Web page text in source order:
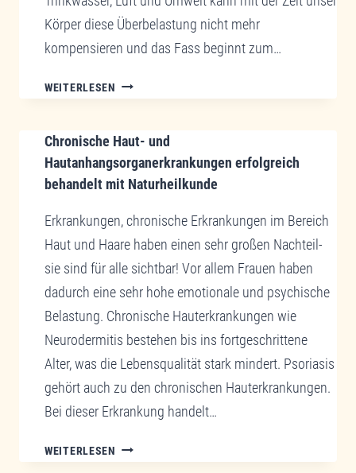
Körper diese Überbelastung nicht mehr
kompensieren und das Fass beginnt zum…
WEITERLESEN CHRONISCHE
SCHILDDRÜSENDYSFUNKTION
FÜR
STOFFWECHSELUNGLEICHGEWICHT.
REGULATIVE
MEDIZIN,
MITOCHONDRIEN
CHELAT-
THERAPIE
UND
ME2.VIE
THERAPIE
BRINGEN
IHRE
INS
LOT.
Chronische Haut- und
Hautanhangsorganerkrankungen erfolgreich
behandelt mit Naturheilkunde
Erkrankungen, chronische Erkrankungen im Bereich
Haut und Haare haben einen sehr großen Nachteil-
sie sind für alle sichtbar! Vor allem Frauen haben
dadurch eine sehr hohe emotionale und psychische
Belastung. Chronische Hauterkrankungen wie
Neurodermitis bestehen bis ins fortgeschrittene
Alter, was die Lebensqualität stark mindert. Psoriasis
gehört auch zu den chronischen Hauterkrankungen.
Bei dieser Erkrankung handelt…
WEITERLESEN CHRONISCHE
HAUT-